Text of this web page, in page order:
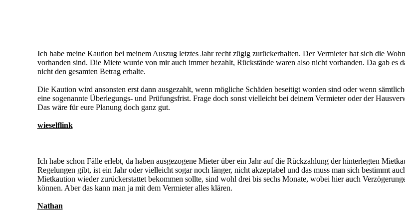
Ich habe meine Kaution bei meinem Auszug letztes Jahr recht zügig zurückerhalten. Der Vermieter hat sich die
vorhanden sind. Die Miete wurde von mir auch immer bezahlt, Rückstände waren also nicht vorhanden. Da gab es
nicht den gesamten Betrag erhalte.
Die Kaution wird ansonsten erst dann ausgezahlt, wenn mögliche Schäden beseitigt worden sind oder wenn
eine sogenannte Überlegungs- und Prüfungsfrist. Frage doch sonst vielleicht bei deinem Vermieter oder der
Das wäre für eure Planung doch ganz gut.
wieselflink
Ich habe schon Fälle erlebt, da haben ausgezogene Mieter über ein Jahr auf die Rückzahlung der hinterlegten
Regelungen gibt, ist ein Jahr oder vielleicht sogar noch länger, nicht akzeptabel und das muss man sich bestimmt
Mietkaution wieder zurückerstattet bekommen sollte, sind wohl drei bis sechs Monate, wobei hier auch
können. Aber das kann man ja mit dem Vermieter alles klären.
Nathan